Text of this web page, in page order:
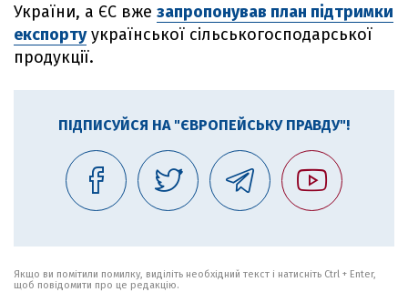
України, а ЄС вже запропонував план підтримки
експортуукраїнської сільськогосподарської
продукції.
ПІДПИСУЙСЯ НА "ЄВРОПЕЙСЬКУ ПРАВДУ"!
Якщо ви помітили помилку, виділіть необхідний текст і натисніть Ctrl + Enter,
щоб повідомити про це редакцію.